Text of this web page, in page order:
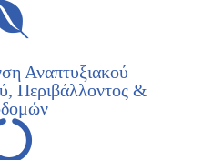
Αναπτυξιακού
Περιβάλλοντος &